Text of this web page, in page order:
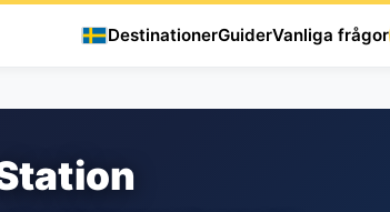
DestinationerGuiderVanliga frågor